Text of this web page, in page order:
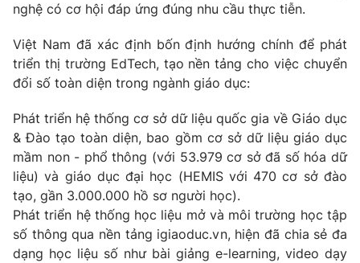
nghệ có cơ hội đáp ứng đúng nhu cầu thực tiễn.
Việt Nam đã xác định bốn định hướng chính để phát
triển thị trường EdTech, tạo nền tảng cho việc chuyển
đổi số toàn diện trong ngành giáo dục:
Phát triển hệ thống cơ sở dữ liệu quốc gia về Giáo dục
& Đào tạo toàn diện, bao gồm cơ sở dữ liệu giáo dục
mầm non - phổ thông (với 53.979 cơ sở đã số hóa dữ
liệu) và giáo dục đại học (HEMIS với 470 cơ sở đào
tạo, gần 3.000.000 hồ sơ người học).
Phát triển hệ thống học liệu mở và môi trường học tập
số thông qua nền tảng igiaoduc.vn, hiện đã chia sẻ đa
dạng học liệu số như bài giảng e-learning, video dạy